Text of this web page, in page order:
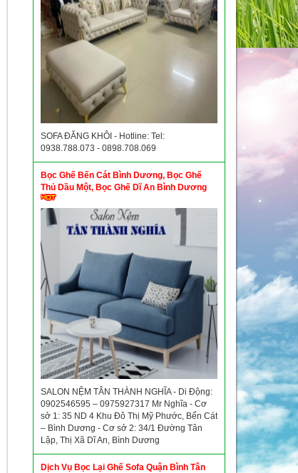
SOFA ĐĂNG KHÔI - Hotline: Tel:
0938.788.073 - 0898.708.069
Bọc Ghế Bến Cát Bình Dương, Bọc Ghế
Thủ Dầu Một, Bọc Ghế Dĩ An Bình Dương
SALON NỆM TÂN THÀNH NGHĨA - Di Động:
0902546595 – 0975927317 Mr Nghĩa - Cơ
sở 1: 35 ND 4 Khu Đô Thị Mỹ Phước, Bến Cát
– Bình Dương - Cơ sở 2: 34/1 Đường Tân
Lập, Thị Xã Dĩ An, Bình Dương
Dịch Vụ Bọc Lại Ghế Sofa Quận Bình Tân